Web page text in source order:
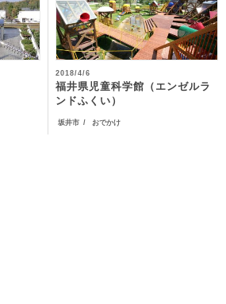
2018/4/6
福井県児童科学館（エンゼルラ
ンドふくい）
坂井市 おでかけ